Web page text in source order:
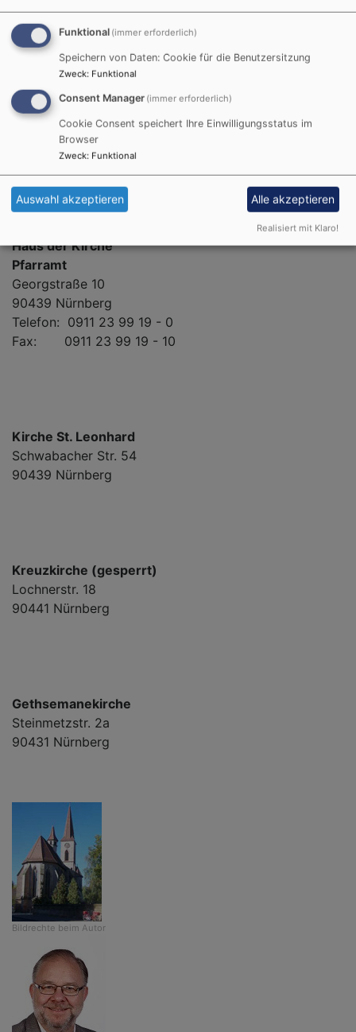
beim Autor
Bildrechte beim Autor
Haus der Kirche
Pfarramt
Georgstraße 10
90439 Nürnberg
Telefon: 0911 23 99 19 - 0
Fax: 0911 23 99 19 - 10
Kirche St. Leonhard
Schwabacher Str. 54
90439 Nürnberg
Kreuzkirche (gesperrt)
Lochnerstr. 18
90441 Nürnberg
Gethsemanekirche
Steinmetzstr. 2a
90431 Nürnberg
Bildrechte beim Autor
Funktional (immer erforderlich)
Speichern von Daten: Cookie für die Benutzersitzung
Zweck: Funktional
Consent Manager (immer erforderlich)
Cookie Consent speichert Ihre Einwilligungsstatus im
Browser
Zweck: Funktional
Auswahl akzeptieren Alle akzeptieren
Realisiert mit Klaro!